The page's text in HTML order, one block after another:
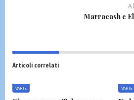
Marracash e
Articoli correlati
VARIE VARIE